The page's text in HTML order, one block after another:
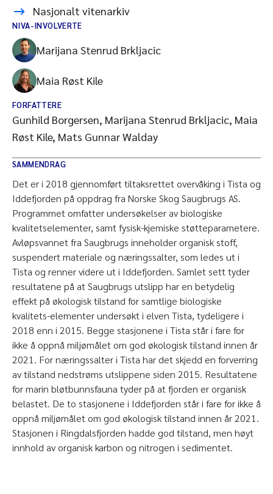
Nasjonalt vitenarkiv
NIVA-INVOLVERTE
Marijana Stenrud Brkljacic
Maia Røst Kile
FORFATTERE
Gunhild Borgersen, Marijana Stenrud Brkljacic, Maia
Røst Kile, Mats Gunnar Walday
SAMMENDRAG
Det er i 2018 gjennomført tiltaksrettet overvåking i Tista og
Iddefjorden på oppdrag fra Norske Skog Saugbrugs AS.
Programmet omfatter undersøkelser av biologiske
kvalitetselementer, samt fysisk-kjemiske støtteparametere.
Avløpsvannet fra Saugbrugs inneholder organisk stoff,
suspendert materiale og næringssalter, som ledes ut i
Tista og renner videre ut i Iddefjorden. Samlet sett tyder
resultatene på at Saugbrugs utslipp har en betydelig
effekt på økologisk tilstand for samtlige biologiske
kvalitets-elementer undersøkt i elven Tista, tydeligere i
2018 enn i 2015. Begge stasjonene i Tista står i fare for
ikke å oppnå miljømålet om god økologisk tilstand innen år
2021. For næringssalter i Tista har det skjedd en forverring
av tilstand nedstrøms utslippene siden 2015. Resultatene
for marin bløtbunnsfauna tyder på at fjorden er organisk
belastet. De to stasjonene i Iddefjorden står i fare for ikke å
oppnå miljømålet om god økologisk tilstand innen år 2021.
Stasjonen i Ringdalsfjorden hadde god tilstand, men høyt
innhold av organisk karbon og nitrogen i sedimentet.